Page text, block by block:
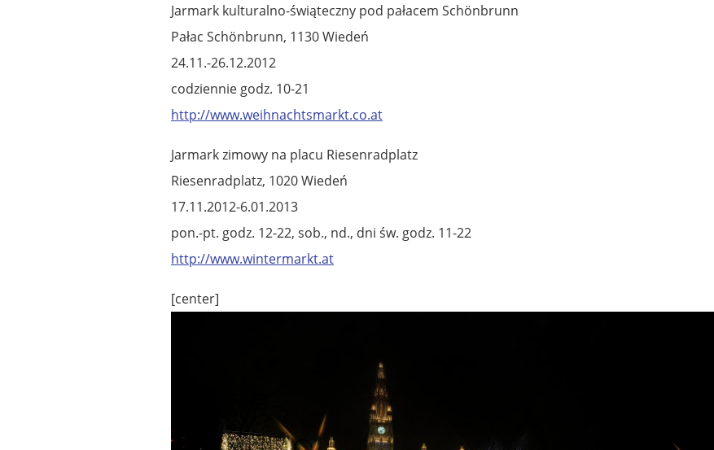
Jarmark kulturalno-świąteczny pod pałacem Schönbrunn
Pałac Schönbrunn, 1130 Wiedeń
24.11.-26.12.2012
codziennie godz. 10-21
http://www.weihnachtsmarkt.co.at
Jarmark zimowy na placu Riesenradplatz
Riesenradplatz, 1020 Wiedeń
17.11.2012-6.01.2013
pon.-pt. godz. 12-22, sob., nd., dni św. godz. 11-22
http://www.wintermarkt.at
[center]